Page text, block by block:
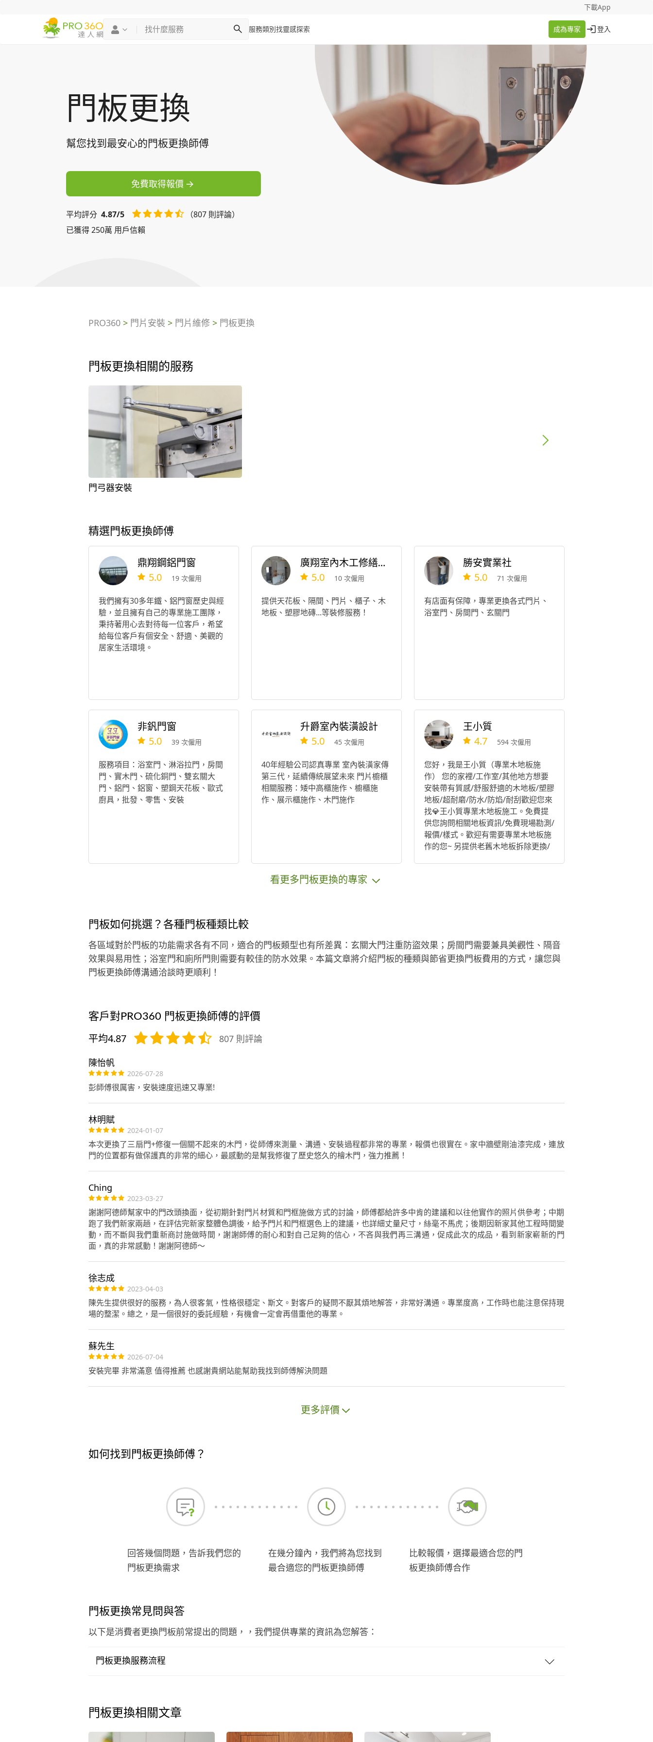
下載App
服務類別找靈感探索 成為專家 登入
成為專家
登入
門板更換
幫您找到最安心的門板更換師傅
免費取得報價
平均評分 4.87/5
（807 則評論）
已獲得 250萬 用戶信賴
PRO360> 門片安裝 > 門片維修> 門板更換
門板更換相關的服務
門弓器安裝
精選門板更換師傅
鼎翔鋼鋁門窗
5.0 19 次僱用
我們擁有30多年鐵、鋁門窗歷史與經
驗，並且擁有自己的專業施工團隊，
秉持著用心去對待每一位客戶，希望
給每位客戶有個安全、舒適、美觀的
居家生活環境。
廣翔室內木工修繕裝潢
5.0 10 次僱用
提供天花板、隔間、門片、櫃子、木
地板、塑膠地磚...等裝修服務！
勝安實業社
5.0 71 次僱用
有店面有保障，專業更換各式門片、
浴室門、房間門、玄關門
非釩門窗
5.0 39 次僱用
服務項目：浴室門、淋浴拉門，房間
門、實木門、硫化銅門、雙玄關大
門、鋁門、鋁窗、塑鋼天花板、歐式
廚具，批發、零售、安裝
升爵室內裝潢設計
5.0 45 次僱用
40年經驗公司認真專業 室內裝潢家傳
第三代，延續傳統展望未來 門片櫥櫃
相關服務：矮中高櫃施作、櫥櫃施
作、展示櫃施作、木門施作
王小質
4.7 594 次僱用
您好，我是王小質（專業木地板施
作） 您的家裡/工作室/其他地方想要
安裝帶有質感/舒服舒適的木地板/塑膠
地板/超耐磨/防水/防焰/耐刮歡迎您來
找💎王小質專業木地板施工。免費提
供您詢問相關地板資訊/免費現場勘測/
報價/樣式。歡迎有需要專業木地板施
作的您~ 另提供老舊木地板拆除更換/
看更多門板更換的專家
門板如何挑選？各種門板種類比較
各區域對於門板的功能需求各有不同，適合的門板類型也有所差異：玄關大門注重防盜效果；房間門需要兼具美觀性、隔音
效果與易用性；浴室門和廁所門則需要有較佳的防水效果。本篇文章將介紹門板的種類與節省更換門板費用的方式，讓您與
門板更換師傅溝通洽談時更順利！
客戶對PRO360 門板更換師傅的評價
平均4.87 807 則評論
陳怡帆
2026-07-28
彭師傅很厲害，安裝速度迅速又專業!
林明賦
2024-01-07
本次更換了三扇門+修復一個關不起來的木門，從師傅來測量、溝通、安裝過程都非常的專業，報價也很實在。家中牆壁剛油漆完成，連放
門的位置都有做保護真的非常的細心，最感動的是幫我修復了歷史悠久的檜木門，強力推薦！
Ching
2023-03-27
謝謝阿德師幫家中的門改頭換面，從初期針對門片材質和門框施做方式的討論，師傅都給許多中肯的建議和以往他實作的照片供參考；中期
跑了我們新家兩趟，在評估完新家整體色調後，給予門片和門框選色上的建議，也詳細丈量尺寸，絲毫不馬虎；後期因新家其他工程時間變
動，而不斷與我們重新商討施做時間，謝謝師傅的耐心和對自己足夠的信心，不吝與我們再三溝通，促成此次的成品，看到新家嶄新的門
面，真的非常感動！謝謝阿德師～
徐志成
2023-04-03
陳先生提供很好的服務，為人很客氣，性格很穩定、斯文。對客戶的疑問不厭其煩地解答，非常好溝通。專業度高，工作時也能注意保持現
場的整潔。總之，是一個很好的委託經驗，有機會一定會再借重他的專業。
蘇先生
2026-07-04
安裝完畢 非常滿意 值得推薦 也感謝貴網站能幫助我找到師傅解決問題
更多評價
如何找到門板更換師傅？
回答幾個問題，告訴我們您的
門板更換需求
在幾分鐘內，我們將為您找到
最合適您的門板更換師傅
比較報價，選擇最適合您的門
板更換師傅合作
門板更換常見問與答
以下是消費者更換門板前常提出的問題，，我們提供專業的資訊為您解答：
門板更換服務流程
門板更換相關文章